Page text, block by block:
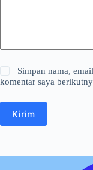
Simpan nama,
komentar saya
Kirim